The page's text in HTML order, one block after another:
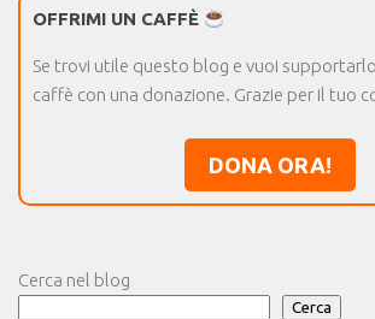
OFFRIMI UN CAFFÈ
Se trovi utile questo blog e vuoi
caffè con una donazione. Grazie per il tuo
DONA ORA!
Cerca nel blog
Cerca